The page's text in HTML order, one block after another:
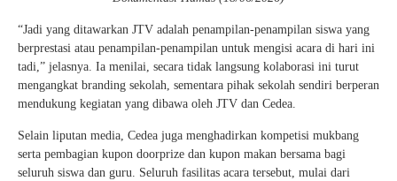
“Jadi yang ditawarkan JTV adalah penampilan-penampilan siswa yang
berprestasi atau penampilan-penampilan untuk mengisi acara di hari ini
tadi,” jelasnya. Ia menilai, secara tidak langsung kolaborasi ini turut
mengangkat branding sekolah, sementara pihak sekolah sendiri berperan
mendukung kegiatan yang dibawa oleh JTV dan Cedea.
Selain liputan media, Cedea juga menghadirkan kompetisi mukbang
serta pembagian kupon doorprize dan kupon makan bersama bagi
seluruh siswa dan guru. Seluruh fasilitas acara tersebut, mulai dari